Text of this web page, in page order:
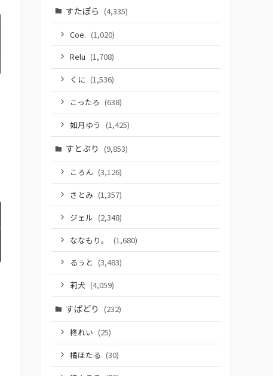
すたぽら (4,335)
Coe. (1,020)
Relu (1,708)
くに (1,536)
こったろ (638)
如月ゆう (1,425)
すとぷり (9,853)
ころん (3,126)
さとみ (1,357)
ジェル (2,348)
ななもり。
(1,680)
るぅと (3,483)
莉犬 (4,059)
すぱどり (232)
柊れい (25)
橘ほたる (30)